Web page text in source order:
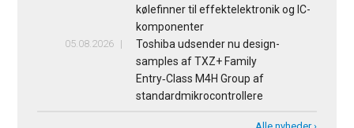
kølefinner til effektelektronik og IC-
komponenter
05.08.2026
Toshiba udsender nu design-
samples af TXZ+ Family
Entry‑Class M4H Group af
standardmikrocontrollere